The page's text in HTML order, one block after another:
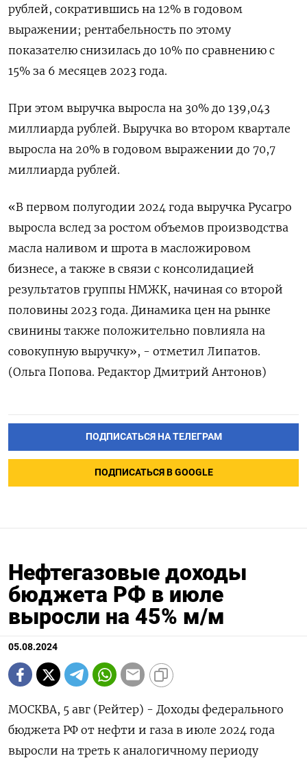
рублей, сократившись на 12% в годовом
выражении; рентабельность по этому
показателю снизилась до 10% по сравнению с
15% за 6 месяцев 2023 года.
При этом выручка выросла на 30% до 139,043
миллиарда рублей. Выручка во втором квартале
выросла на 20% в годовом выражении до 70,7
миллиарда рублей.
«В первом полугодии 2024 года выручка Русагро
выросла вслед за ростом объемов производства
масла наливом и шрота в масложировом
бизнесе, а также в связи с консолидацией
результатов группы НМЖК, начиная со второй
половины 2023 года. Динамика цен на рынке
свинины также положительно повлияла на
совокупную выручку», - отметил Липатов.
(Ольга Попова. Редактор Дмитрий Антонов)
ПОДПИСАТЬСЯ НА ТЕЛЕГРАМ
ПОДПИСАТЬСЯ В GOOGLE
Нефтегазовые доходы
бюджета РФ в июле
выросли на 45% м/м
05.08.2024
МОСКВА, 5 авг (Рейтер) - Доходы федерального
бюджета РФ от нефти и газа в июле 2024 года
выросли на треть к аналогичному периоду